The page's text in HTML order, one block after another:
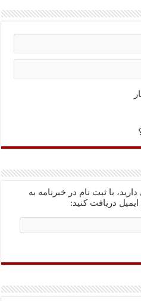
با ثبت نام در خبرنامه به
دریافت کنید: